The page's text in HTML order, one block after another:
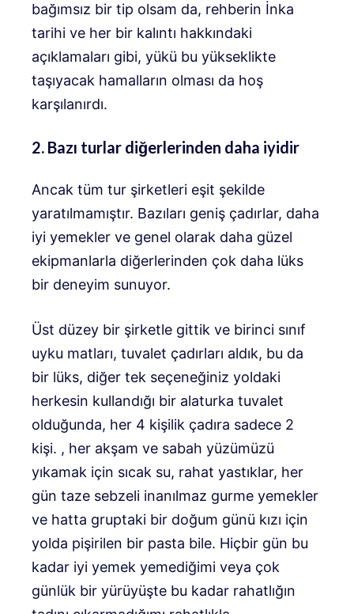
bağımsız bir tip olsam da, rehberin İnka
tarihi ve her bir kalıntı hakkındaki
açıklamaları gibi, yükü bu yükseklikte
taşıyacak hamalların olması da hoş
karşılanırdı.
2. Bazı turlar diğerlerinden daha iyidir
Ancak tüm tur şirketleri eşit şekilde
yaratılmamıştır. Bazıları geniş çadırlar, daha
iyi yemekler ve genel olarak daha güzel
ekipmanlarla diğerlerinden çok daha lüks
bir deneyim sunuyor.
Üst düzey bir şirketle gittik ve birinci sınıf
uyku matları, tuvalet çadırları aldık, bu da
bir lüks, diğer tek seçeneğiniz yoldaki
herkesin kullandığı bir alaturka tuvalet
olduğunda, her 4 kişilik çadıra sadece 2
kişi. , her akşam ve sabah yüzümüzü
yıkamak için sıcak su, rahat yastıklar, her
gün taze sebzeli inanılmaz gurme yemekler
ve hatta gruptaki bir doğum günü kızı için
yolda pişirilen bir pasta bile. Hiçbir gün bu
kadar iyi yemek yemediğimi veya çok
günlük bir yürüyüşte bu kadar rahatlığın